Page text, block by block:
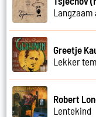
Greetje
Lekker
Robert
Lentekind